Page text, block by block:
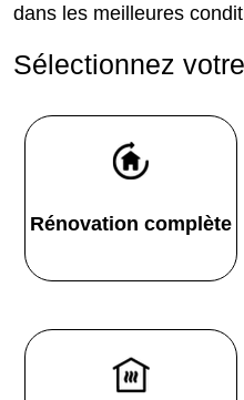
dans les meilleures
Sélectionnez
Rénovation complète